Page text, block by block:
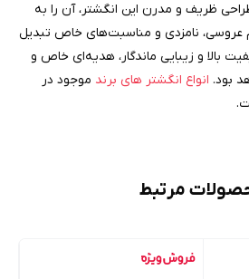
ظریف و مدرن این انگشتر، آن را به
عروسی، نامزدی و مناسبت‌های خاص تبدیل
بالا و زیبایی ماندگار، هدیه‌ای خاص و
بود. انواع انگشتر های برند موجود در
مرتبط